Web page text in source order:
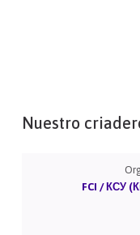
Nuestro
FCI / КСУ